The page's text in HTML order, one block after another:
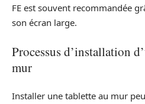
FE est souvent recommandée
son écran large.
Processus d’installation
mur
Installer une tablette au mur